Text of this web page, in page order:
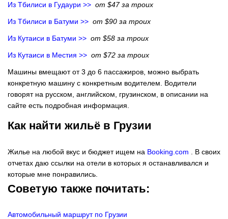
Из Тбилиси в Гудаури >> от $47 за троих
Из Тбилиси в Батуми >> от $90 за троих
Из Кутаиси в Батуми >> от $58 за троих
Из Кутаиси в Местия >> от $72 за троих
Машины вмещают от 3 до 6 пассажиров, можно выбрать
конкретную машину с конкретным водителем. Водители
говорят на русском, английском, грузинском, в описании на
сайте есть подробная информация.
Как найти жильё в Грузии
Жилье на любой вкус и бюджет ищем на Booking.com
. В своих
отчетах даю ссылки на отели в которых я останавливался и
которые мне понравились.
Советую также почитать:
Автомобильный маршрут по Грузии